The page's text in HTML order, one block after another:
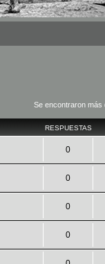
Se encontraron más
RESPUESTAS
0
0
0
0